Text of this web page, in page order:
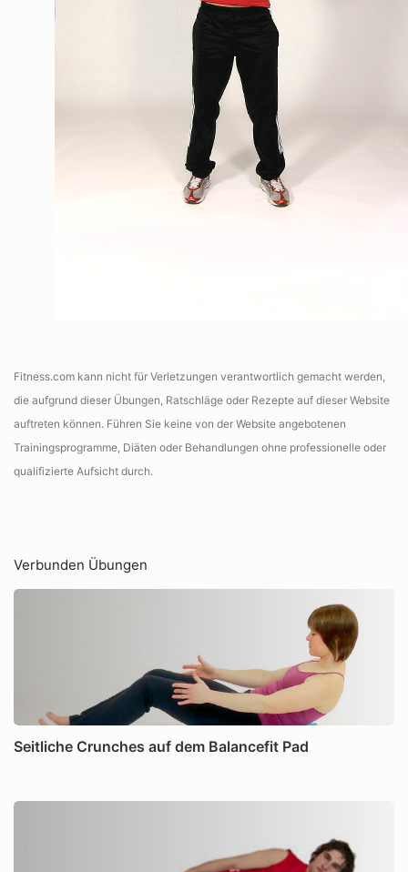
Fitness.com kann nicht für Verletzungen verantwortlich gemacht werden,
die aufgrund dieser Übungen, Ratschläge oder Rezepte auf dieser Website
auftreten können. Führen Sie keine von der Website angebotenen
Trainingsprogramme, Diäten oder Behandlungen ohne professionelle oder
qualifizierte Aufsicht durch.
Verbunden Übungen
Seitliche Crunches auf dem Balancefit Pad